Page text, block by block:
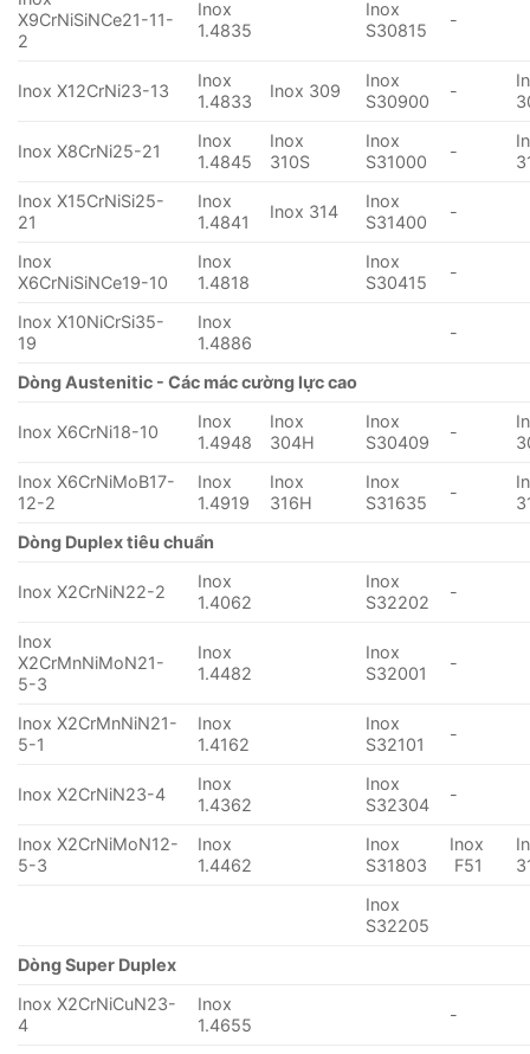
X9CrNiSiNCe21-11-
2
Inox
1.4835
Inox
S30815
-
Inox X12CrNi23-13
Inox
1.4833
Inox 309
Inox
S30900
-
Inox X8CrNi25-21
Inox
1.4845
Inox
310S
Inox
S31000
-
Inox X15CrNiSi25-
21
Inox
1.4841
Inox 314
Inox
S31400
-
Inox
X6CrNiSiNCe19-10
Inox
1.4818
Inox
S30415
-
Inox X10NiCrSi35-
19
Inox
1.4886
-
Dòng Austenitic - Các mác cường lực cao
Inox X6CrNi18-10
Inox
1.4948
Inox
304H
Inox
S30409
-
Inox X6CrNiMoB17-
12-2
Inox
1.4919
Inox
316H
Inox
S31635
-
Dòng Duplex tiêu chuẩn
Inox X2CrNiN22-2
Inox
1.4062
Inox
S32202
-
Inox
X2CrMnNiMoN21-
5-3
Inox
1.4482
Inox
S32001
-
Inox X2CrMnNiN21-
5-1
Inox
1.4162
Inox
S32101
-
Inox X2CrNiN23-4
Inox
1.4362
Inox
S32304
-
Inox X2CrNiMoN12-
5-3
Inox
1.4462
Inox
S31803
Inox
F51
Inox
S32205
Dòng Super Duplex
Inox X2CrNiCuN23-
4
Inox
1.4655
-